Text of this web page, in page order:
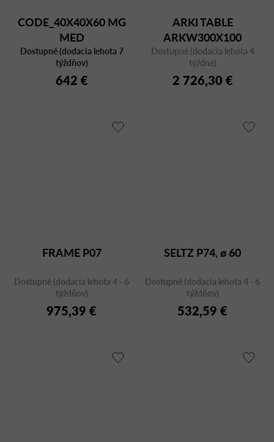
CODE_40X40X60 MG
MED
Dostupné (dodacia lehota 7
týždňov)
642 €
ARKI TABLE
ARKW300X100
Dostupné (dodacia lehota 4
týždne)
2 726,30 €
FRAME P07
Dostupné (dodacia lehota 4 - 6
týždňov)
975,39 €
SELTZ P74, ø 60
Dostupné (dodacia lehota 4 - 6
týždňov)
532,59 €